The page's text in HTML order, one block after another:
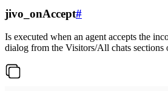
jivo_onAccept#
Is executed when an agent accepts the
dialog from the Visitors/All chats sections